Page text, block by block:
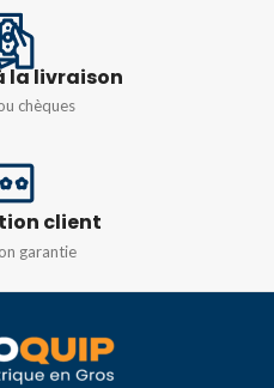
la livraison
chèques
client
garantie